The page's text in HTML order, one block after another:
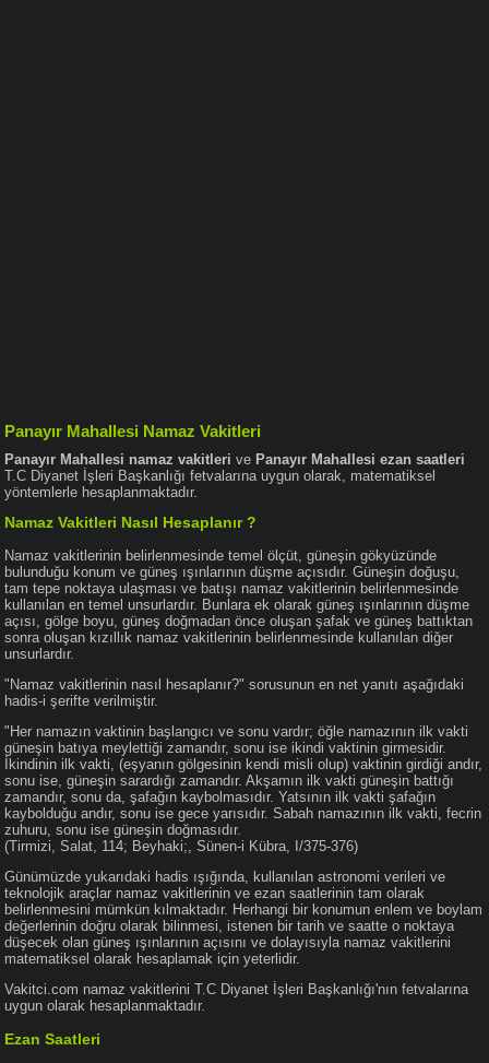
Panayır Mahallesi Namaz Vakitleri
Panayır Mahallesi namaz vakitleri ve Panayır Mahallesi ezan saatleri
T.C Diyanet İşleri Başkanlığı fetvalarına uygun olarak, matematiksel
yöntemlerle hesaplanmaktadır.
Namaz Vakitleri Nasıl Hesaplanır ?
Namaz vakitlerinin belirlenmesinde temel ölçüt, güneşin gökyüzünde
bulunduğu konum ve güneş ışınlarının düşme açısıdır. Güneşin doğuşu,
tam tepe noktaya ulaşması ve batışı namaz vakitlerinin belirlenmesinde
kullanılan en temel unsurlardır. Bunlara ek olarak güneş ışınlarının düşme
açısı, gölge boyu, güneş doğmadan önce oluşan şafak ve güneş battıktan
sonra oluşan kızıllık namaz vakitlerinin belirlenmesinde kullanılan diğer
unsurlardır.
"Namaz vakitlerinin nasıl hesaplanır?" sorusunun en net yanıtı aşağıdaki
hadis-i şerifte verilmiştir.
"Her namazın vaktinin başlangıcı ve sonu vardır; öğle namazının ilk vakti
güneşin batıya meylettiği zamandır, sonu ise ikindi vaktinin girmesidir.
İkindinin ilk vakti, (eşyanın gölgesinin kendi misli olup) vaktinin girdiği andır,
sonu ise, güneşin sarardığı zamandır. Akşamın ilk vakti güneşin battığı
zamandır, sonu da, şafağın kaybolmasıdır. Yatsının ilk vakti şafağın
kaybolduğu andır, sonu ise gece yarısıdır. Sabah namazının ilk vakti, fecrin
zuhuru, sonu ise güneşin doğmasıdır.
(Tirmizi, Salat, 114; Beyhaki;, Sünen-i Kübra, I/375-376)
Günümüzde yukarıdaki hadis ışığında, kullanılan astronomi verileri ve
teknolojik araçlar namaz vakitlerinin ve ezan saatlerinin tam olarak
belirlenmesini mümkün kılmaktadır. Herhangi bir konumun enlem ve boylam
değerlerinin doğru olarak bilinmesi, istenen bir tarih ve saatte o noktaya
düşecek olan güneş ışınlarının açısını ve dolayısıyla namaz vakitlerini
matematiksel olarak hesaplamak için yeterlidir.
Vakitci.com namaz vakitlerini T.C Diyanet İşleri Başkanlığı'nın fetvalarına
uygun olarak hesaplanmaktadır.
Ezan Saatleri